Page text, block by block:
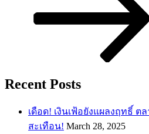
Recent Posts
เดือด! เงินเฟ้อยังแผลงฤทธิ์ ต
สะเทือน! March 28, 2025